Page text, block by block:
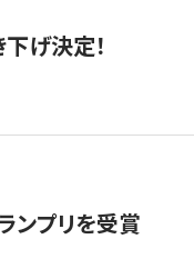
げ決定！
ンプリを受賞